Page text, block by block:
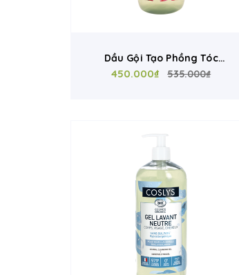
Dầu Gội Tạo Phồng Tóc
Coslys 500ml - Cải Thiện Tóc
450.000₫ 535.000₫